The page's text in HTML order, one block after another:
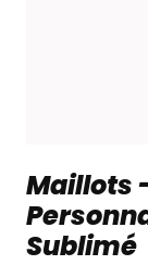
Maillots
Sublimé